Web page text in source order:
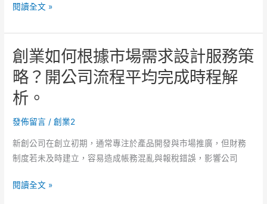
預
流
程
安
排。
來
商
業
模
式？
開
司
流
時
創
如
何
通
過
市
環
境
分
制
閱讀全文 »
創業如何根據市場需求設計服務策
略？開公司流程平均完成時程解
析。
發佈留言 /創業2
新創公司在創立初期，通常專注於產品開發與市場推廣，但財務
制度若未及時建立，容易造成帳務混亂與報稅錯誤，影響公司
創
閱讀全文 »